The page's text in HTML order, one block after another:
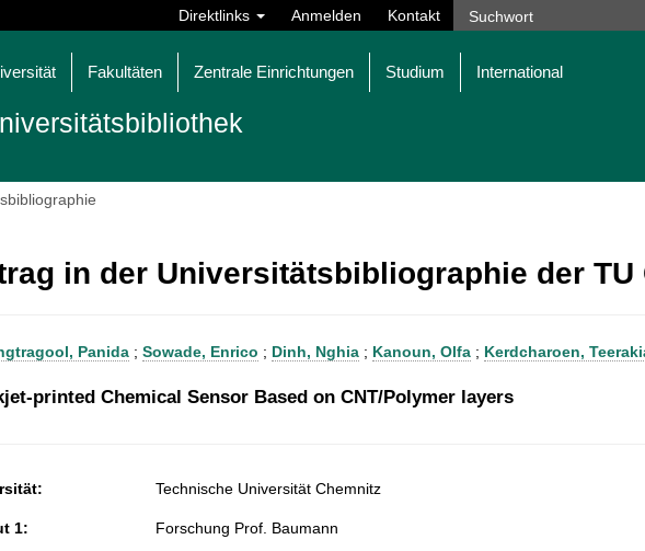
Direktlinks Anmelden Kontakt
Fakultäten Zentrale Einrichtungen Studium International
in der Universitätsbibliographie der TU
Panida ; Sowade, Enrico ; Dinh, Nghia ; Kanoun, Olfa ; Kerdcharoen,
printed Chemical Sensor Based on CNT/Polymer layers
Technische Universität Chemnitz
1: Forschung Prof. Baumann